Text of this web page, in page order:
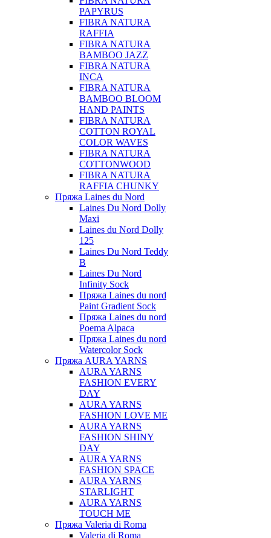
PAPYRUS
FIBRA NATURA
RAFFIA
FIBRA NATURA
BAMBOO JAZZ
FIBRA NATURA
INCA
FIBRA NATURA
BAMBOO BLOOM
HAND PAINTS
FIBRA NATURA
COTTON ROYAL
COLOR WAVES
FIBRA NATURA
COTTONWOOD
FIBRA NATURA
RAFFIA CHUNKY
Пряжа Laines du Nord
Laines Du Nord Dolly
Maxi
Laines du Nord Dolly
125
Laines Du Nord Teddy
B
Laines Du Nord
Infinity Sock
Пряжа Laines du nord
Paint Gradient Sock
Пряжа Laines du nord
Poema Alpaca
Пряжа Laines du nord
Watercolor Sock
Пряжа AURA YARNS
AURA YARNS
FASHION EVERY
DAY
AURA YARNS
FASHION LOVE ME
AURA YARNS
FASHION SHINY
DAY
AURA YARNS
FASHION SPACE
AURA YARNS
STARLIGHT
AURA YARNS
TOUCH ME
Пряжа Valeria di Roma
Valeria di Roma